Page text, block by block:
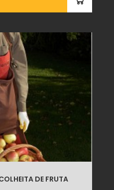
DE FRUTA